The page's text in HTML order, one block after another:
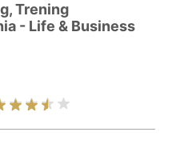
Trening
- Life & Business